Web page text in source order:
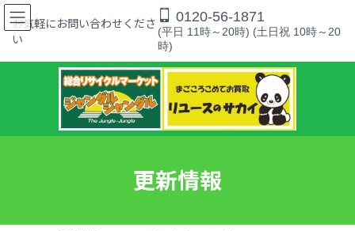
コ
ン
ッ
ナ
ビ
移
お気軽にお問い合わせくださ
い
0120-56-1871
(平日 11時～20時) (土日祝 10時～20
時)
更新情報